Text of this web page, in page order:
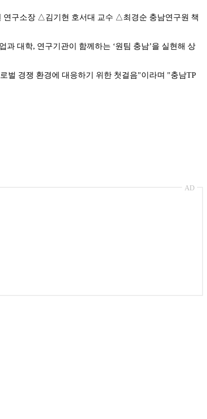
구소장 △김기현 호서대 교수 △최경순 충남연구원 책
대학, 연구기관이 함께하는 ‘원팀 충남’을 실현해 상
벌 경쟁 환경에 대응하기 위한 첫걸음"이라며 "충남TP
AD